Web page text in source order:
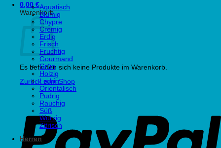
0,00 €
Warenkorb
Es befinden sich keine Produkte im Warenkorb.
Zurück zum Shop
Aquatisch
Blumig
Chypre
Cremig
Erdig
Frisch
Fruchtig
Gourmand
Grün
Holzig
Ledrig
Orientalisch
Pudrig
Rauchig
Süß
Würzig
Zitrisch
Herren